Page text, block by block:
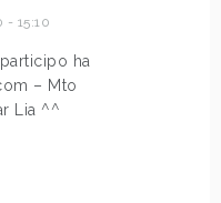
- 15:10
ha
– Mto
Lia ^^